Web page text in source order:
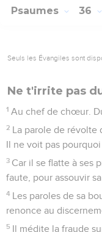
Psaumes 36
Seuls les Évangiles sont
Ne t'irrite pas
1 Au chef de chœur.
2 La parole de révolte
Il ne voit pas
3 Car il se flatte à ses
faute, pour assouvir sa
4 Les paroles de sa
renonce au
5 Il médite la fraude